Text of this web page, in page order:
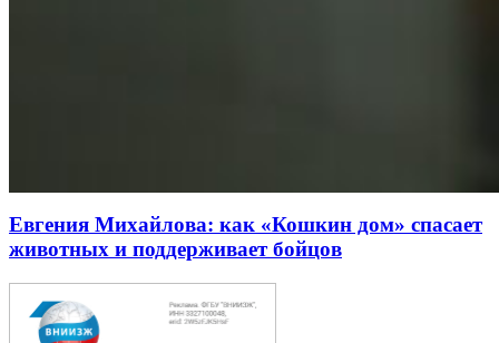
Евгения Михайлова: как «Кошкин дом» спасает
животных и поддерживает бойцов